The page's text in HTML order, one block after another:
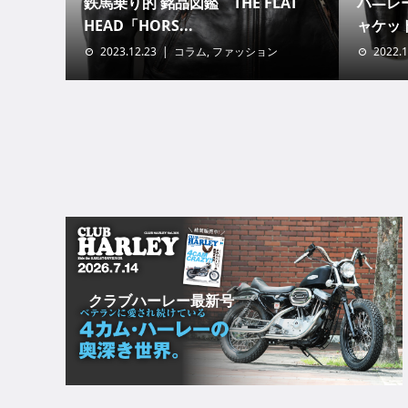
HEAD「HORS...
2023.12.23 コラム,ファッション
ャケ
クラブハーレー最新号